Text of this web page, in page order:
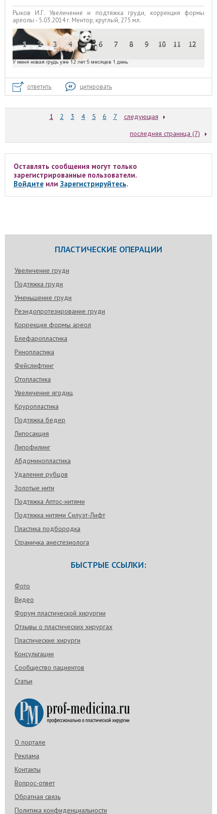
Рыков И.Г. Увеличение и подтяжка груди, коррекция формы
ареолы - 5.03.2014 г. Ментор, круглый, 275 мл.
ответить цитировать
1 2 3 4 5 6 7
следующая
последняя страница (7)
Оставлять сообщения могут только
зарегистрированные пользователи.
Войдитеили Зарегистрируйтесь.
ПЛАСТИЧЕСКИЕ ОПЕРАЦИИ
Увеличение груди
Подтяжка груди
Уменьшение груди
Реэндопротезирование груди
Коррекция формы ареол
Блефаропластика
Ринопластика
Фейслифтинг
Отопластика
Увеличение ягодиц
Круропластика
Подтяжка бедер
Липосакция
Липофилинг
Абдоминопластика
Удаление рубцов
Золотые нити
Подтяжка Аптос-нитями
Подтяжка нитями Силуэт-Лифт
Пластика подбородка
Страничка анестезиолога
БЫСТРЫЕ ССЫЛКИ:
Фото
Видео
Форум пластической хирургии
Отзывы о пластических хирургах
Пластические хирурги
Консультации
Сообщество пациентов
Статьи
О портале
Реклама
Контакты
Вопрос-ответ
Обратная связь
Политика конфиденциальности